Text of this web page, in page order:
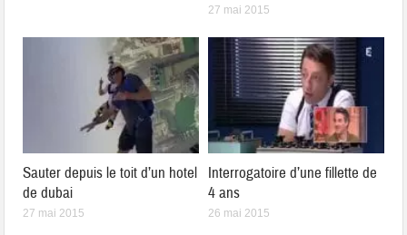
27 mai 2015
Sauter depuis le toit d’un hotel
de dubai
27 mai 2015
Interrogatoire d’une fillette de
4 ans
26 mai 2015